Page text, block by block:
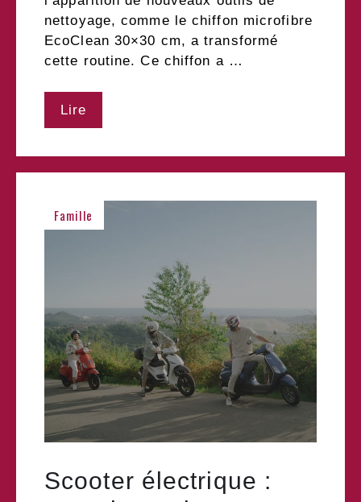
nettoyage, comme le chiffon microfibre
EcoClean 30×30 cm, a transformé
cette routine. Ce chiffon a …
Lire
Famille
Scooter électrique :